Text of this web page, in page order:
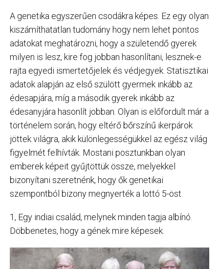
A genetika egyszerűen csodákra képes. Ez egy olyan
kiszámíthatatlan tudomány hogy nem lehet pontos
adatokat meghatározni, hogy a születendő gyerek
milyen is lesz, kire fog jobban hasonlítani, lesznek-e
rajta egyedi ismertetőjelek és védjegyek. Statisztikai
adatok alapján az első szülött gyermek inkább az
édesapjára, míg a második gyerek inkább az
édesanyjára hasonlít jobban. Olyan is előfordult már a
történelem során, hogy eltérő bőrszínű ikerpárok
jöttek világra, akik különlegességükkel az egész világ
figyelmét felhívták. Mostani posztunkban olyan
emberek képeit gyűjtöttük össze, melyekkel
bizonyítani szeretnénk, hogy ők genetikai
szempontból bizony megnyerték a lottó 5-öst.
1, Egy indiai család, melynek minden tagja albínó.
Döbbenetes, hogy a gének mire képesek.